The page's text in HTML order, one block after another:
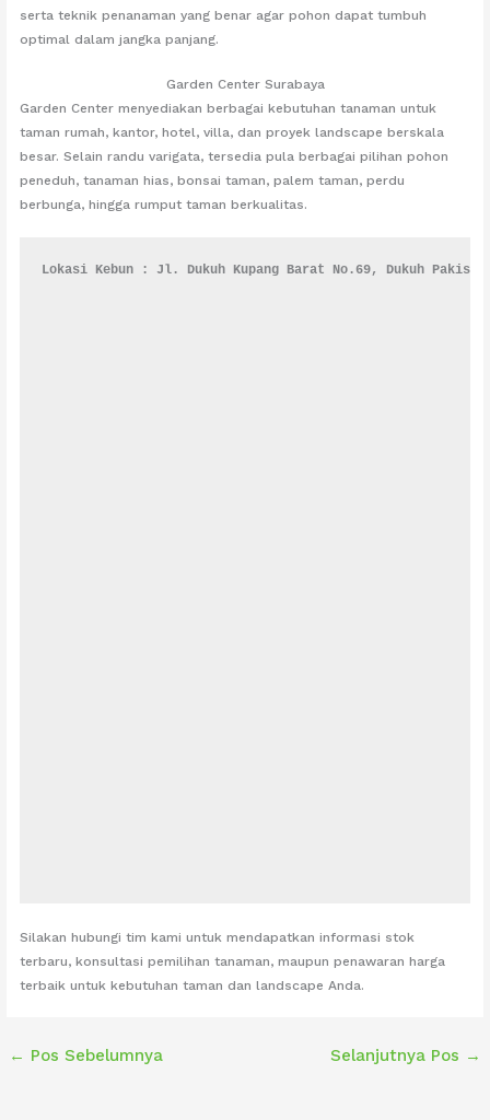
serta teknik penanaman yang benar agar pohon dapat tumbuh
optimal dalam jangka panjang.
Garden Center Surabaya
Garden Center menyediakan berbagai kebutuhan tanaman untuk
taman rumah, kantor, hotel, villa, dan proyek landscape berskala
besar. Selain randu varigata, tersedia pula berbagai pilihan pohon
peneduh, tanaman hias, bonsai taman, palem taman, perdu
berbunga, hingga rumput taman berkualitas.
Lokasi Kebun : Jl. Dukuh Kupang Barat No.69, Dukuh Pakis,
Silakan hubungi tim kami untuk mendapatkan informasi stok
terbaru, konsultasi pemilihan tanaman, maupun penawaran harga
terbaik untuk kebutuhan taman dan landscape Anda.
← Pos Sebelumnya Selanjutnya Pos →